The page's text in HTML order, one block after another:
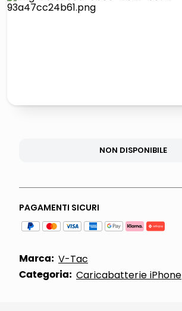
elenco telefonico
NON DISPONIBILE
PAGAMENTI SICURI
Marca: V-Tac
Categoria: Caricabatterie iPhone